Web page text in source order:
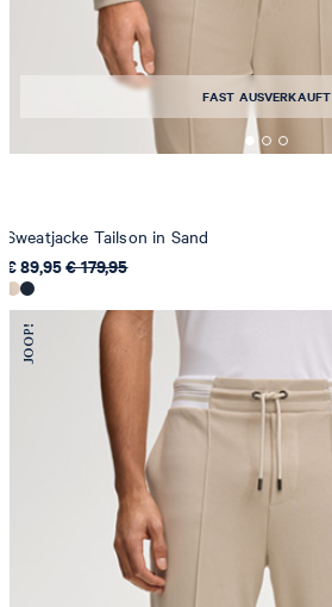
FAST AUSVERKAUFT
Sweatjacke Tailson in Sand
€ 89,95€ 179,95